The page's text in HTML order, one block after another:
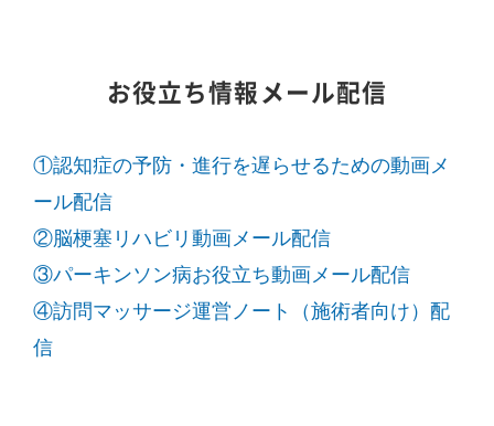
お役立ち情報メール配信
①認知症の予防・進行を遅らせるための動画メ
ール配信
②脳梗塞リハビリ動画メール配信
③パーキンソン病お役立ち動画メール配信
④訪問マッサージ運営ノート（施術者向け）配
信